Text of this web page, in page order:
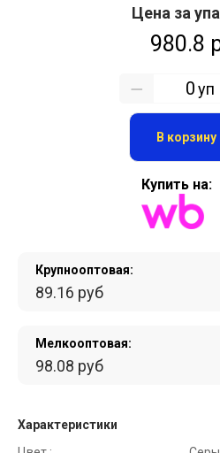
Крупнооптовая:
89.16 руб
Мелкооптовая:
98.08 руб
Характеристики
Цена за
980.8
уп
В корзину
Купить на: